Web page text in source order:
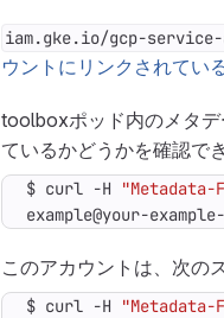
iam.gke.io/gcp-service-
ウントにリンクされてい
toolboxポッド内のメタ
ているかどうかを確認で
$ curl -H
example@your-
このアカウントは、次の
$ curl -H